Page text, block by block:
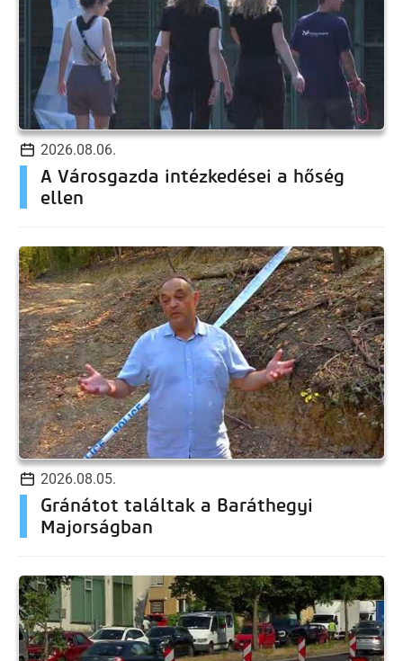
2026.08.06.
A Városgazda intézkedései a hőség
ellen
2026.08.05.
Gránátot találtak a Baráthegyi
Majorságban